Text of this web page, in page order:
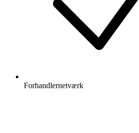
Forhandlernetværk